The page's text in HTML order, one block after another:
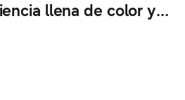
llena de color y